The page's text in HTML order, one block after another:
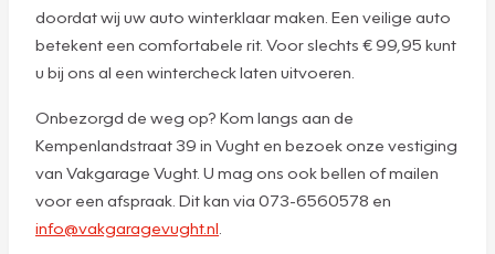
doordat wij uw auto winterklaar maken. Een veilige auto
betekent een comfortabele rit. Voor slechts € 99,95 kunt
u bij ons al een wintercheck laten uitvoeren.
Onbezorgd de weg op? Kom langs aan de
Kempenlandstraat 39 in Vught en bezoek onze vestiging
van Vakgarage Vught. U mag ons ook bellen of mailen
voor een afspraak. Dit kan via 073-6560578 en
info@vakgaragevught.nl